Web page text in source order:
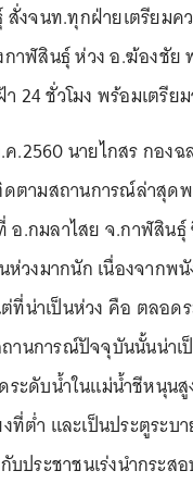
งจนท.ทุกฝ่ายเตรียม
าฬสินธุ์ ห่วง อ.ฆ้องชัย
า 24 ชั่วโมง พร้อมเต
ค.2560 นายไกสร กอง
ตามสถานการณ์ล่าสุด
อ.กมลาไสย จ.กาฬสิน
ห่วงมากนัก เนื่องจาก
ต่ที่น่าเป็นห่วง คือ ตลอ
านการณ์ปัจจุบันนั้นน่า
ะดับน้ำในแม่น้ำชีหนุน
ที่ต่ำ และเป็นประตูระบ
บประชาชนเร่งนำกระ